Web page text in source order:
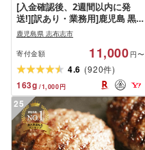
[入金確認後、2週間以内に発
送!][訳あり・業務用]鹿児島 黒
豚 あらびきウインナー (計1.8kg
or 3.6kg/1袋900g) ウィンナー
ソーセージ 国産 黒豚 豚肉 あら
びき 冷凍 訳あり 人気 粗挽き 訳
アリ 簡易パッケージ[ナンチク]
鹿児島県 志布志市
寄付金額 11,000 円〜
4.6 (920件)
163g /1,000円
25